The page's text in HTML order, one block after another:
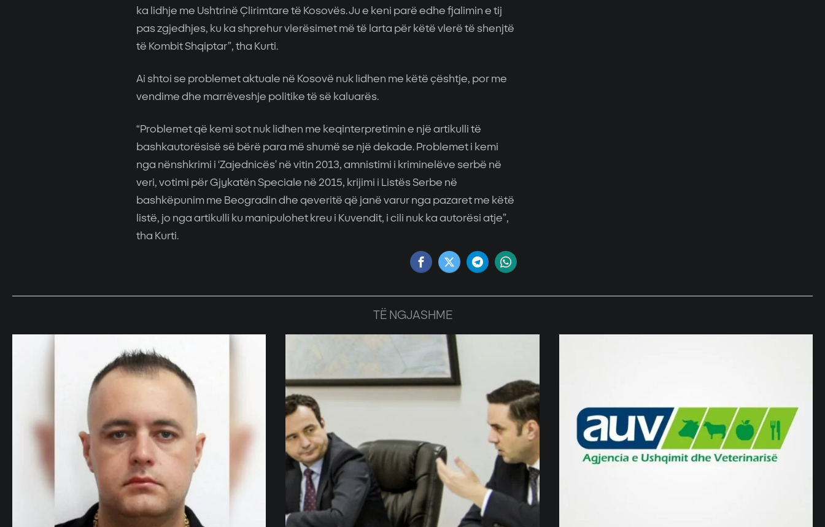
ka lidhje me Ushtrinë Çlirimtare të Kosovës. Ju e keni parë edhe fjalimin e tij
pas zgjedhjes, ku ka shprehur vlerësimet më të larta për këtë vlerë të shenjtë
të Kombit Shqiptar”, tha Kurti.
Ai shtoi se problemet aktuale në Kosovë nuk lidhen me këtë çështje, por me
vendime dhe marrëveshje politike të së kaluarës.
“Problemet që kemi sot nuk lidhen me keqinterpretimin e një artikulli të
bashkautorësisë së bërë para më shumë se një dekade. Problemet i kemi
nga nënshkrimi i ‘Zajednicës’ në vitin 2013, amnistimi i kriminelëve serbë në
veri, votimi për Gjykatën Speciale në 2015, krijimi i Listës Serbe në
bashkëpunim me Beogradin dhe qeveritë që janë varur nga pazaret me këtë
listë, jo nga artikulli ku manipulohet kreu i Kuvendit, i cili nuk ka autorësi atje”,
tha Kurti.
TË NGJASHME